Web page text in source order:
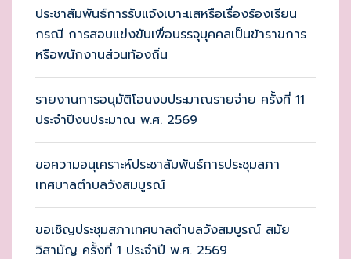
ประชาสัมพันธ์การรับแจ้งเบาะแสหรือเรื่องร้องเรียน
กรณี การสอบแข่งขันเพื่อบรรจุบุคคลเป็นข้าราขการ
หรือพนักงานส่วนท้องถิ่น
รายงานการอนุมัติโอนงบประมาณรายจ่าย ครั้งที่ 11
ประจำปีงบประมาณ พ.ศ. 2569
ขอความอนุเคราะห์ประชาสัมพันธ์การประชุมสภา
เทศบาลตำบลวังสมบูรณ์
ขอเชิญประชุมสภาเทศบาลตำบลวังสมบูรณ์ สมัย
วิสามัญ ครั้งที่ 1 ประจำปี พ.ศ. 2569